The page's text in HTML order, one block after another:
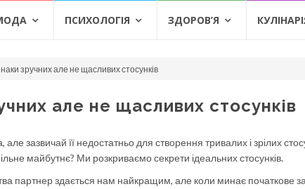
ПСИХОЛОГІЯ ЗДОРОВ’Я
зручних але не щасливих стосунків
але не щасливих стосунків
зазвичай її недостатньо для створення тривалих і зрілих
майбутнє? Ми розкриваємо секрети ідеальних стосунків.
партнер здається нам найкращим, але коли минає початкове